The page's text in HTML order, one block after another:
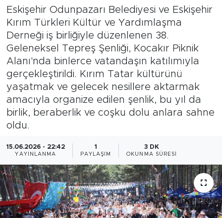
Eskişehir Odunpazarı Belediyesi ve Eskişehir
Kırım Türkleri Kültür ve Yardımlaşma
Derneği iş birliğiyle düzenlenen 38.
Geleneksel Tepreş Şenliği, Kocakır Piknik
Alanı'nda binlerce vatandaşın katılımıyla
gerçekleştirildi. Kırım Tatar kültürünü
yaşatmak ve gelecek nesillere aktarmak
amacıyla organize edilen şenlik, bu yıl da
birlik, beraberlik ve coşku dolu anlara sahne
oldu.
15.06.2026 - 22:42
YAYINLANMA
1
PAYLAŞIM
3 DK
OKUNMA SÜRESI
Ekonomi
Eğitim
Sanat
Bölge
Teknoloji
Magazin
Dünya
Sektör
Son Dakika Haberleri
Haber Arşivi